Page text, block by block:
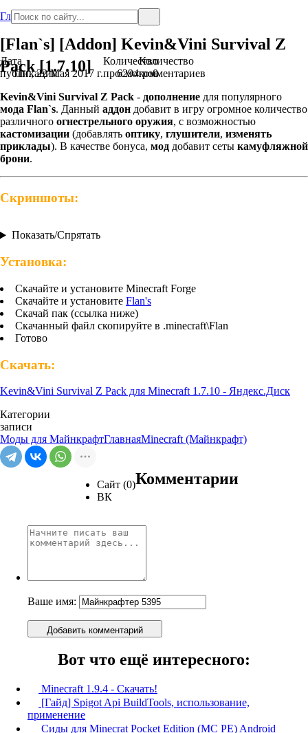
Главная
[Flan`s] [Addon] Kevin&Vini Survival Z
Pack [1.7.10]
Дата
публикации
Пн., 22 Мая 2017 г.
Количество
просмотров
6294
Количество
комментариев
0
Kevin&Vini Survival Z Pack - дополнение для популярного
мода Flan`s. Данный аддон добавит в игру огромное количество
различного огнестрельного оружия, с возможностью
кастомизации (добавлять оптику, глушители, изменять
приклады). В качестве бонуса, мод добавит сеты камуфляжной
брони.
Скриншоты:
Показать/Спрятать
Установка:
Скачайте и установите Minecraft Forge
Скачайте и установите Flan's
Скачай пак (ссылка ниже)
Скачанный файл скопируйте в .minecraft\Flan
Готово
Скачать:
Kevin&Vini Survival Z Pack для Minecraft 1.7.10 - Яндекс.Диск
Категории
записи
Моды для МайнкрафтГлавнаяMinecraft (Майнкрафт)
Сайт (0)
ВК
Комментарии
Ваше имя:
Добавить комментарий
Вот что ещё интересного:
Minecraft 1.9.4 - Скачать!
[Гайд] Spigot Api BuildTools, использование,
применение
Сиды для Minecrat Pocket Edition (MC PE) Android